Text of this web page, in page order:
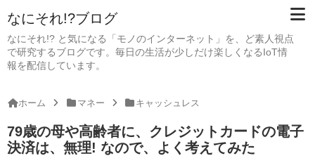
なにそれ!?ブログ
なにそれ!? と気になる「モノのインターネット」を、ど素人視点
で研究するブログです。毎日の生活が少しだけ楽しくなるIoT情
報を配信しています。
ホーム マネー キャッシュレス
79歳の母や高齢者に、クレジットカードの電子
決済は、無理! なので、よく考えてみた